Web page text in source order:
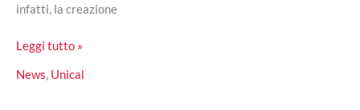
infatti, la creazione
Cosenza,
culturale
Leggi tutto »
News, Unical